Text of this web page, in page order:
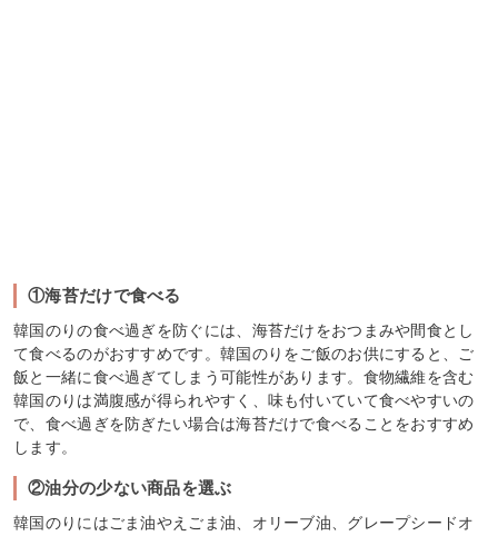
①海苔だけで食べる
韓国のりの食べ過ぎを防ぐには、海苔だけをおつまみや間食とし
て食べるのがおすすめです。韓国のりをご飯のお供にすると、ご
飯と一緒に食べ過ぎてしまう可能性があります。食物繊維を含む
韓国のりは満腹感が得られやすく、味も付いていて食べやすいの
で、食べ過ぎを防ぎたい場合は海苔だけで食べることをおすすめ
します。
②油分の少ない商品を選ぶ
韓国のりにはごま油やえごま油、オリーブ油、グレープシードオ